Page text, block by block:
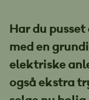
Har du
med en
elektriske
også ekstra